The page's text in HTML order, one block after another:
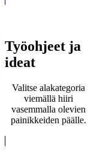
Työohjeet ja
ideat
Valitse alakategoria
viemällä hiiri
vasemmalla olevien
painikkeiden päälle.